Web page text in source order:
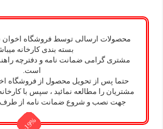
محصولات ارسالی توسط فروشگاه اخوان
بسته بندی کارخانه
مشتری گرامی ضمانت نامه و دفترچه
است.
حتما پس از تحویل محصول از فروشگاه
مشتریان را مطالعه نمائید ، سپس با
جهت نصب و شروع ضمانت نامه از طرف
-19%
-19%
-19%
-19%
-19%
-19%
-19%
-19%
-19%
-19%
-5%
-19%